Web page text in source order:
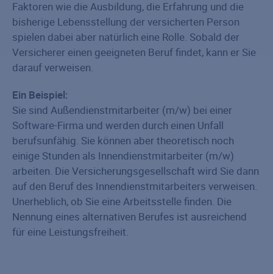
Faktoren wie die Ausbildung, die Erfahrung und die
bisherige Lebensstellung der versicherten Person
spielen dabei aber natürlich eine Rolle. Sobald der
Versicherer einen geeigneten Beruf findet, kann er Sie
darauf verweisen.
Ein Beispiel:
Sie sind Außendienstmitarbeiter (m/w) bei einer
Software-Firma und werden durch einen Unfall
berufsunfähig. Sie können aber theoretisch noch
einige Stunden als Innendienstmitarbeiter (m/w)
arbeiten. Die Versicherungsgesellschaft wird Sie dann
auf den Beruf des Innendienstmitarbeiters verweisen.
Unerheblich, ob Sie eine Arbeitsstelle finden. Die
Nennung eines alternativen Berufes ist ausreichend
für eine Leistungsfreiheit.